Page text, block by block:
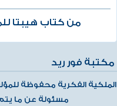
من كتاب هيبتا
مكتبة فور ريد
الملكية الفكرية محفوظة
مسئولة عن ما